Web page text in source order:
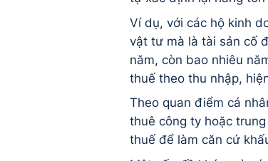
Ví dụ, với các hộ kinh
vật tư mà là tài sản cố
năm, còn bao nhiêu
thuế theo thu nhập,
Theo quan điểm cá
thuê công ty hoặc
thuế để làm căn cứ